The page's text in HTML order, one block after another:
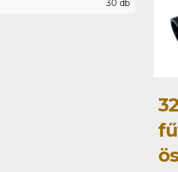
30 db
32